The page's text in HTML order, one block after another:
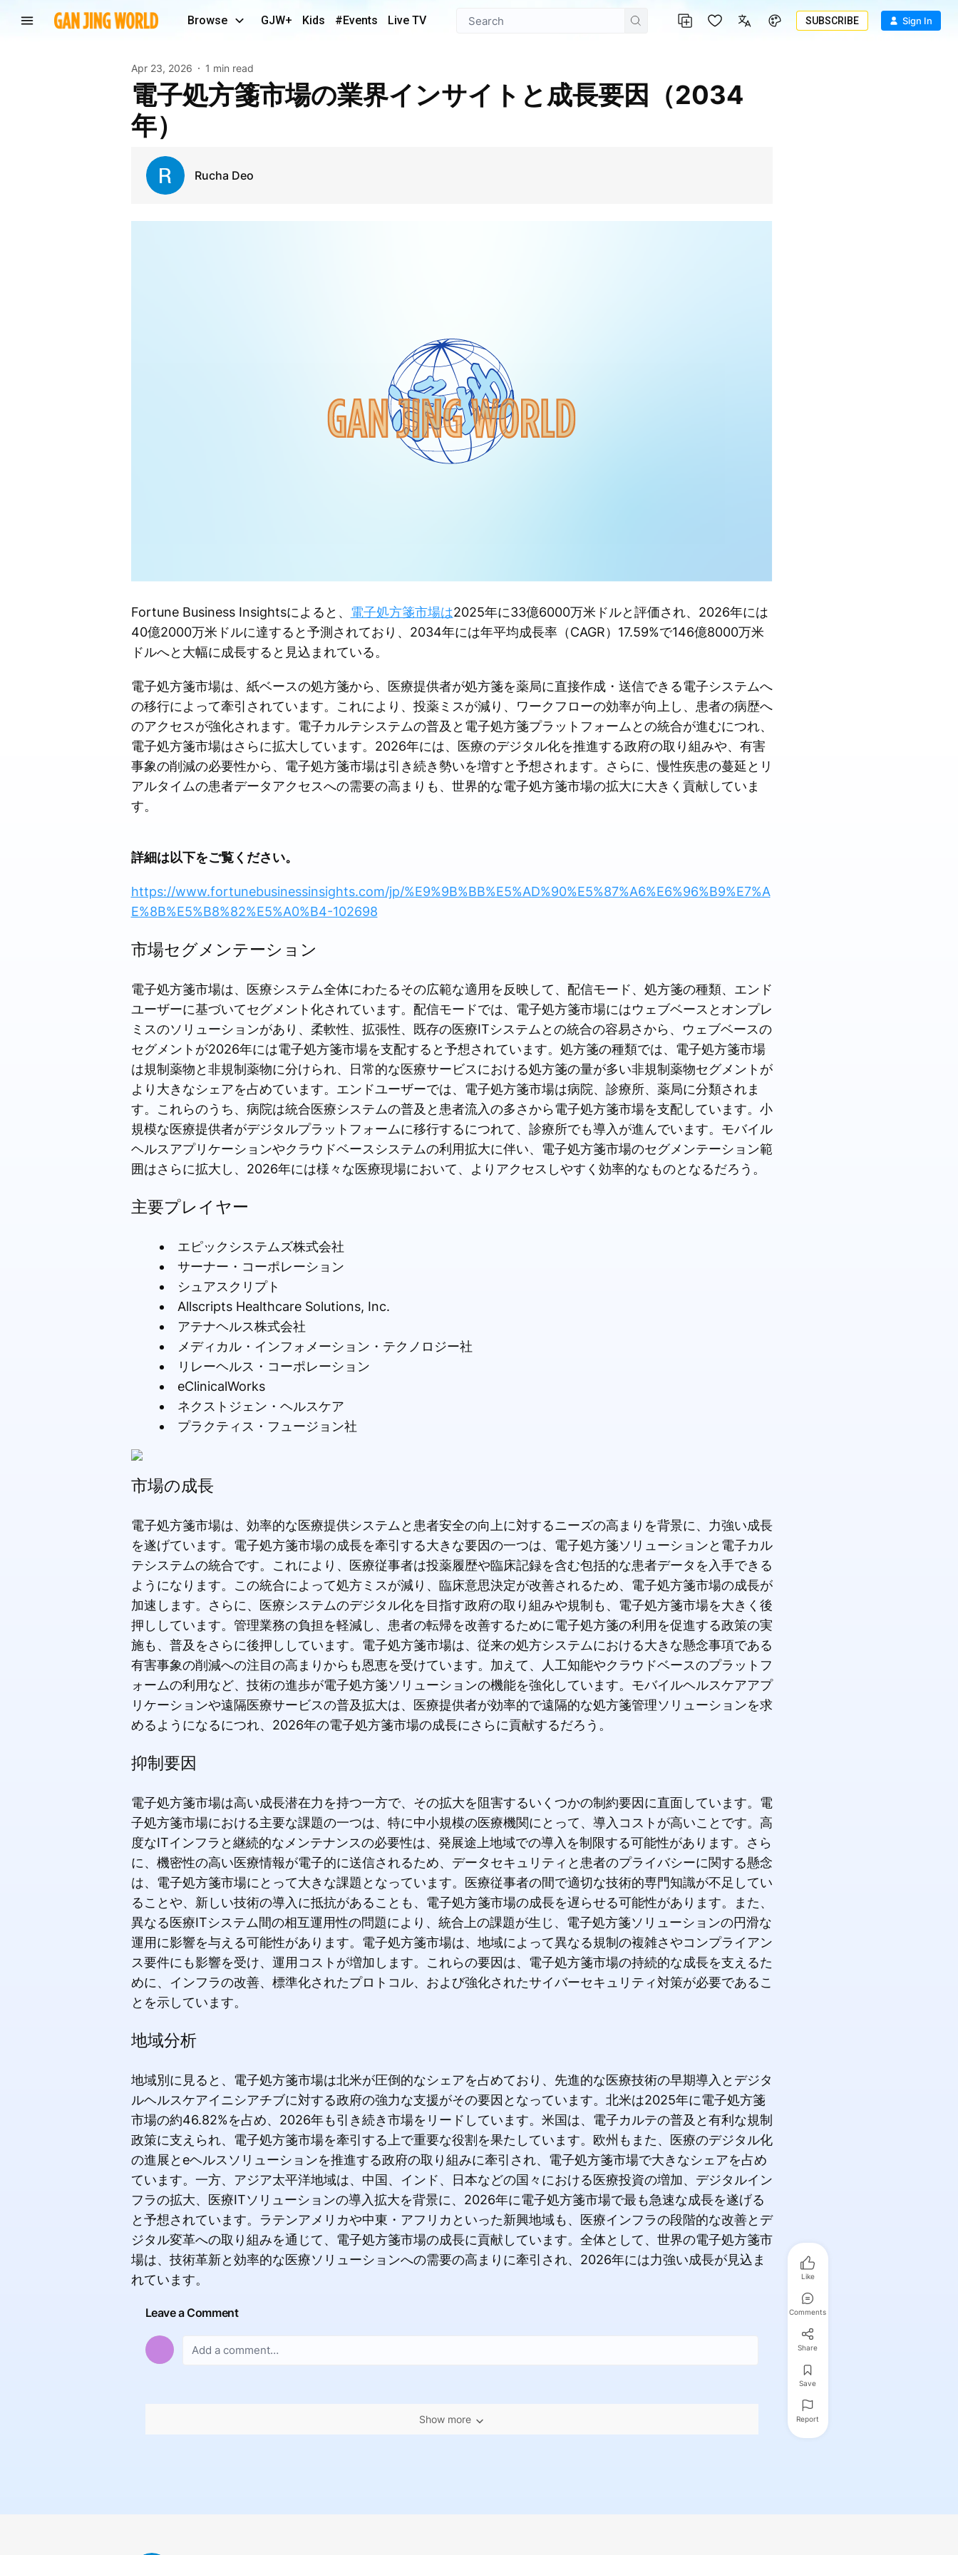
Browse GJW+ Kids #Events Live TV SUBSCRIBE Sign In
Apr 23, 2026 1 min read
電子処方箋市場の業界インサイトと成長要因（2034
年）
Rucha Deo
Fortune Business Insightsによると、 電子処方箋市場は2025年に33億6000万米ドルと評価され、2026年には
40億2000万米ドルに達すると予測されており、2034年には年平均成長率（CAGR）17.59%で146億8000万米
ドルへと大幅に成長すると見込まれている。
電子処方箋市場は、紙ベースの処方箋から、医療提供者が処方箋を薬局に直接作成・送信できる電子システムへ
の移行によって牽引されています。これにより、投薬ミスが減り、ワークフローの効率が向上し、患者の病歴へ
のアクセスが強化されます。電子カルテシステムの普及と電子処方箋プラットフォームとの統合が進むにつれ、
電子処方箋市場はさらに拡大しています。2026年には、医療のデジタル化を推進する政府の取り組みや、有害
事象の削減の必要性から、電子処方箋市場は引き続き勢いを増すと予想されます。さらに、慢性疾患の蔓延とリ
アルタイムの患者データアクセスへの需要の高まりも、世界的な電子処方箋市場の拡大に大きく貢献していま
す。
詳細は以下をご覧ください。
https://www.fortunebusinessinsights.com/jp/%E9%9B%BB%E5%AD%90%E5%87%A6%E6%96%B9%E7%A
E%8B%E5%B8%82%E5%A0%B4-102698
市場セグメンテーション
電子処方箋市場は、医療システム全体にわたるその広範な適用を反映して、配信モード、処方箋の種類、エンド
ユーザーに基づいてセグメント化されています。配信モードでは、電子処方箋市場にはウェブベースとオンプレ
ミスのソリューションがあり、柔軟性、拡張性、既存の医療ITシステムとの統合の容易さから、ウェブベースの
セグメントが2026年には電子処方箋市場を支配すると予想されています。処方箋の種類では、電子処方箋市場
は規制薬物と非規制薬物に分けられ、日常的な医療サービスにおける処方箋の量が多い非規制薬物セグメントが
より大きなシェアを占めています。エンドユーザーでは、電子処方箋市場は病院、診療所、薬局に分類されま
す。これらのうち、病院は統合医療システムの普及と患者流入の多さから電子処方箋市場を支配しています。小
規模な医療提供者がデジタルプラットフォームに移行するにつれて、診療所でも導入が進んでいます。モバイル
ヘルスアプリケーションやクラウドベースシステムの利用拡大に伴い、電子処方箋市場のセグメンテーション範
囲はさらに拡大し、2026年には様々な医療現場において、よりアクセスしやすく効率的なものとなるだろう。
主要プレイヤー
エピックシステムズ株式会社
サーナー・コーポレーション
シュアスクリプト
Allscripts Healthcare Solutions, Inc.
アテナヘルス株式会社
メディカル・インフォメーション・テクノロジー社
リレーヘルス・コーポレーション
eClinicalWorks
ネクストジェン・ヘルスケア
プラクティス・フュージョン社
市場の成長
電子処方箋市場は、効率的な医療提供システムと患者安全の向上に対するニーズの高まりを背景に、力強い成長
を遂げています。電子処方箋市場の成長を牽引する大きな要因の一つは、電子処方箋ソリューションと電子カル
テシステムの統合です。これにより、医療従事者は投薬履歴や臨床記録を含む包括的な患者データを入手できる
ようになります。この統合によって処方ミスが減り、臨床意思決定が改善されるため、電子処方箋市場の成長が
加速します。さらに、医療システムのデジタル化を目指す政府の取り組みや規制も、電子処方箋市場を大きく後
押ししています。管理業務の負担を軽減し、患者の転帰を改善するために電子処方箋の利用を促進する政策の実
施も、普及をさらに後押ししています。電子処方箋市場は、従来の処方システムにおける大きな懸念事項である
有害事象の削減への注目の高まりからも恩恵を受けています。加えて、人工知能やクラウドベースのプラットフ
ォームの利用など、技術の進歩が電子処方箋ソリューションの機能を強化しています。モバイルヘルスケアアプ
リケーションや遠隔医療サービスの普及拡大は、医療提供者が効率的で遠隔的な処方箋管理ソリューションを求
めるようになるにつれ、2026年の電子処方箋市場の成長にさらに貢献するだろう。
抑制要因
電子処方箋市場は高い成長潜在力を持つ一方で、その拡大を阻害するいくつかの制約要因に直面しています。電
子処方箋市場における主要な課題の一つは、特に中小規模の医療機関にとって、導入コストが高いことです。高
度なITインフラと継続的なメンテナンスの必要性は、発展途上地域での導入を制限する可能性があります。さら
に、機密性の高い医療情報が電子的に送信されるため、データセキュリティと患者のプライバシーに関する懸念
は、電子処方箋市場にとって大きな課題となっています。医療従事者の間で適切な技術的専門知識が不足してい
ることや、新しい技術の導入に抵抗があることも、電子処方箋市場の成長を遅らせる可能性があります。また、
異なる医療ITシステム間の相互運用性の問題により、統合上の課題が生じ、電子処方箋ソリューションの円滑な
運用に影響を与える可能性があります。電子処方箋市場は、地域によって異なる規制の複雑さやコンプライアン
ス要件にも影響を受け、運用コストが増加します。これらの要因は、電子処方箋市場の持続的な成長を支えるた
めに、インフラの改善、標準化されたプロトコル、および強化されたサイバーセキュリティ対策が必要であるこ
とを示しています。
地域分析
地域別に見ると、電子処方箋市場は北米が圧倒的なシェアを占めており、先進的な医療技術の早期導入とデジタ
ルヘルスケアイニシアチブに対する政府の強力な支援がその要因となっています。北米は2025年に電子処方箋
市場の約46.82%を占め、2026年も引き続き市場をリードしています。米国は、電子カルテの普及と有利な規制
政策に支えられ、電子処方箋市場を牽引する上で重要な役割を果たしています。欧州もまた、医療のデジタル化
の進展とeヘルスソリューションを推進する政府の取り組みに牽引され、電子処方箋市場で大きなシェアを占め
ています。一方、アジア太平洋地域は、中国、インド、日本などの国々における医療投資の増加、デジタルイン
フラの拡大、医療ITソリューションの導入拡大を背景に、2026年に電子処方箋市場で最も急速な成長を遂げる
と予想されています。ラテンアメリカや中東・アフリカといった新興地域も、医療インフラの段階的な改善とデ
ジタル変革への取り組みを通じて、電子処方箋市場の成長に貢献しています。全体として、世界の電子処方箋市
場は、技術革新と効率的な医療ソリューションへの需要の高まりに牽引され、2026年には力強い成長が見込ま
れています。
Leave a Comment
Show more
Like
Comments
Share
Save
Report